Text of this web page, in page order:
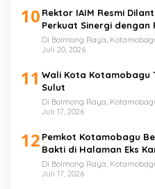
10 Rektor IAIM Resmi
Perkuat Sinergi dengan
Di Bolmong Raya,
Juli 20, 2026
11 Wali Kota Kotamobagu
Sulut
Di Bolmong Raya,
Juli 17, 2026
12 Pemkot Kotamobagu
Bakti di Halaman Eks
Di Bolmong Raya,
Juli 17, 2026